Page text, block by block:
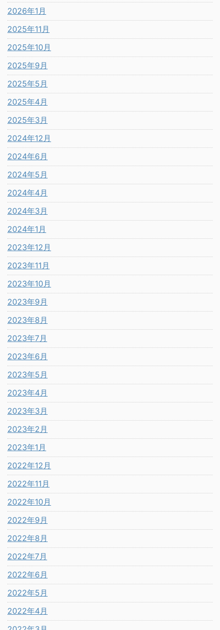
2026年1月
2025年11月
2025年10月
2025年9月
2025年5月
2025年4月
2025年3月
2024年12月
2024年6月
2024年5月
2024年4月
2024年3月
2024年1月
2023年12月
2023年11月
2023年10月
2023年9月
2023年8月
2023年7月
2023年6月
2023年5月
2023年4月
2023年3月
2023年2月
2023年1月
2022年12月
2022年11月
2022年10月
2022年9月
2022年8月
2022年7月
2022年6月
2022年5月
2022年4月